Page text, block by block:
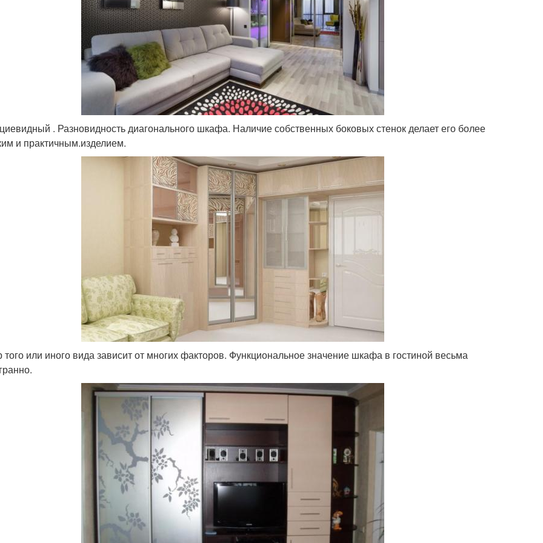
. Разновидность диагонального шкафа. Наличие собственных боковых стенок делает его более
и практичным.изделием.
или иного вида зависит от многих факторов. Функциональное значение шкафа в гостиной весьма